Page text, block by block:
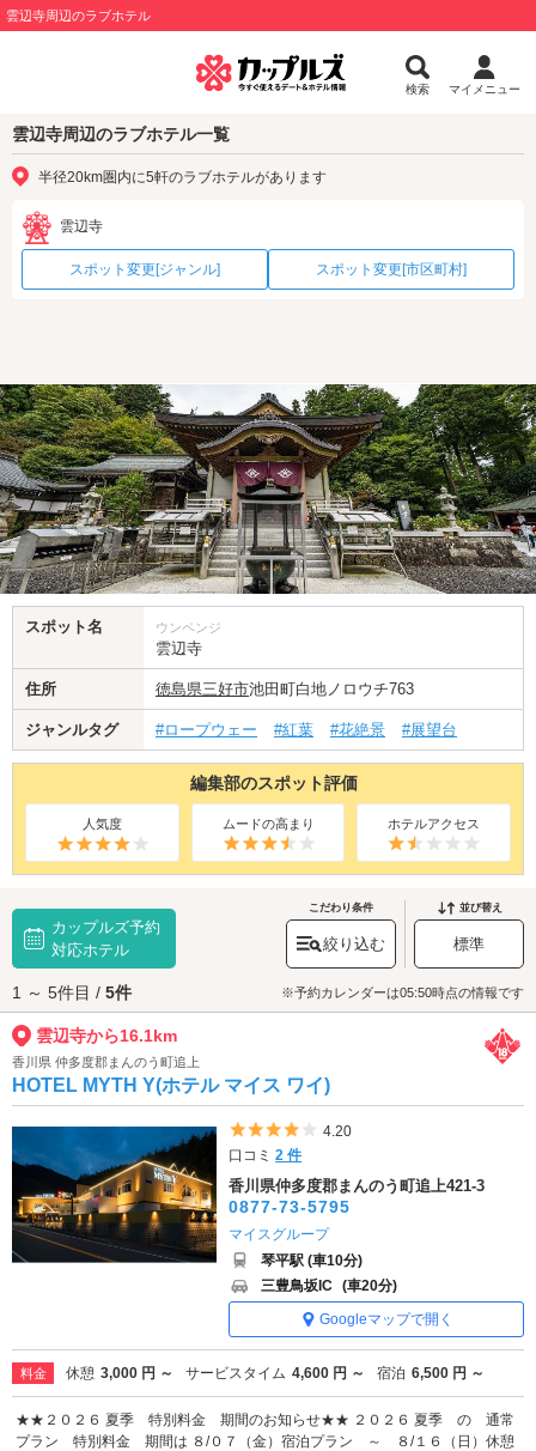
雲辺寺周辺のラブホテル
検索 マイメニュー
雲辺寺周辺のラブホテル一覧
半径20km圏内に5軒のラブホテルがあります
雲辺寺
スポット変更[ジャンル] スポット変更[市区町村]
スポット名 ウンペンジ
雲辺寺
住所 徳島県三好市池田町白地ノロウチ763
ジャンルタグ #ロープウェー #紅葉 #花絶景 #展望台
編集部のスポット評価
人気度 ムードの高まり ホテルアクセス
カップルズ予約
対応ホテル
こだわり条件
絞り込む
並び替え
標準
1 ～ 5件目 / 5件 ※予約カレンダーは05:50時点の情報です
雲辺寺から16.1km
香川県 仲多度郡まんのう町追上
HOTEL MYTH Y(ホテル マイス ワイ)
5つ星のうち4
4.20
口コミ2 件
香川県仲多度郡まんのう町追上421-3
0877-73-5795
マイスグループ
琴平駅 (車10分)
三豊鳥坂IC (車20分)
Googleマップで開く
料金 休憩 3,000 円 ～ サービスタイム 4,600 円 ～ 宿泊 6,500 円 ～
★★２０２６ 夏季 特別料金 期間のお知らせ★★ ２０２６ 夏季 の 通常
プラン 特別料金 期間は ８/０７（金）宿泊プラン ～ ８/１６（日）休憩